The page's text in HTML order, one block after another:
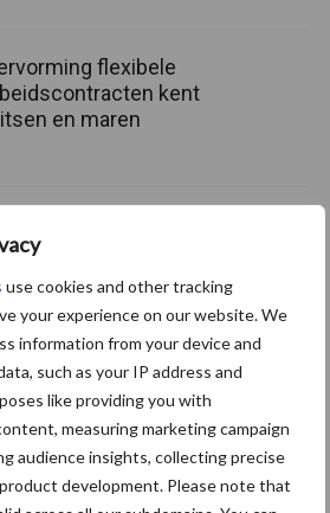
use cookies and other tracking
your experience on our website. We
information from your device and
such as your IP address and
like providing you with
measuring marketing campaign
audience insights, collecting precise
development. Please note that
flexibele
kent
en maren
UVC